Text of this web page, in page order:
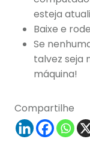
esteja
Baixe e
Se
talvez seja
máquina!
Compartilhe